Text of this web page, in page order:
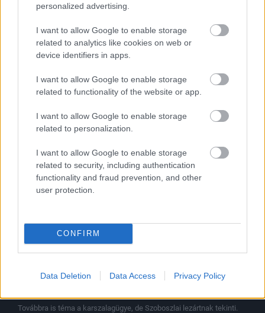
personalized advertising.
I want to allow Google to enable storage
related to analytics like cookies on web or
device identifiers in apps.
I want to allow Google to enable storage
related to functionality of the website or app.
I want to allow Google to enable storage
related to personalization.
I want to allow Google to enable storage
related to security, including authentication
functionality and fraud prevention, and other
user protection.
CONFIRM
Data Deletion Data Access Privacy Policy
Meglepetés a semmiből: a Liverpool kölcsönveszi a
Barca védőjét
opciós joga is lesz a klubnak a több poszton is bevethető uruguayi
játékosra.
Hírek
Szoboszlai szerint a sajtó fújta fel a kapitányi
Továbbra is téma a karszalagügye, de Szoboszlai lezártnak tekinti.